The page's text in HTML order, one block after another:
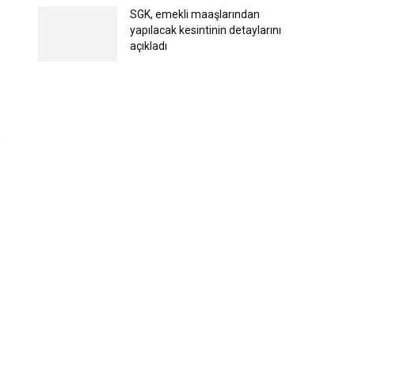
SGK, emekli maaşlarından
yapılacak kesintinin detaylarını
açıkladı